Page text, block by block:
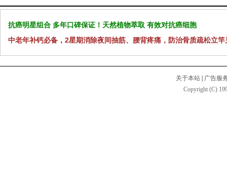
抗癌明星组合 多年口碑保证！天然植物萃取 有效对抗癌细胞
中老年补钙必备，2星期消除夜间抽筋、腰背疼痛，防治骨质疏松立竿
关于本站
广告服
Copyright (C)